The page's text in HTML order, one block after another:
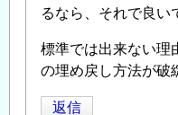
るなら、それで良い
標準では出来ない理
の埋め戻し方法が破
返信